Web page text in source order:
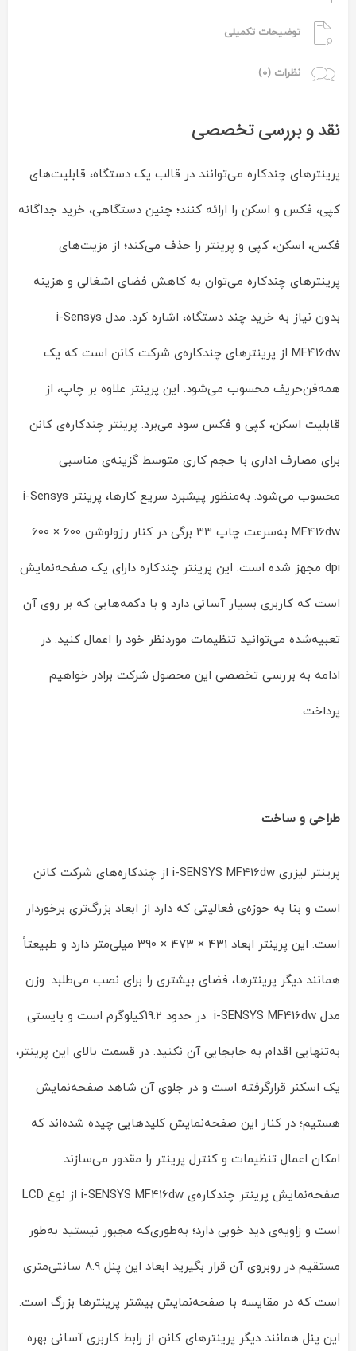
توضیحات تکمیلی
نظرات (0)
نقد و بررسی تخصصی
پرینترهای چندکاره می‌توانند در قالب یک دستگاه، قابلیت‌های
کپی، فکس و اسکن را ارائه کنند؛ چنین دستگاهی، خرید جداگانه
فکس، اسکن، کپی و پرینتر را حذف می‌کند؛ از مزیت‌های
پرینترهای چندکاره می‌توان به کاهش فضای اشغالی و هزینه
بدون نیاز به خرید چند دستگاه، اشاره کرد. مدل i-Sensys
MF416dw از پرینترهای چندکاره‌ی شرکت کانن است که یک
همه‌فن‌حریف محسوب می‌شود. این پرینتر علاوه بر چاپ، از
قابلیت اسکن، کپی و فکس سود می‌برد. پرینتر چندکاره‌ی کانن
برای مصارف اداری با حجم کاری متوسط گزینه‌ی مناسبی
محسوب می‌شود. به‌منظور پیشبرد سریع کارها، پرینتر i-Sensys
MF416dw به‌سرعت چاپ 33 برگی در کنار رزولوشن 600 × 600
dpi مجهز شده است. این پرینتر چندکاره دارای یک صفحه‌نمایش
است که کاربری بسیار آسانی دارد و با دکمه‌هایی که بر روی آن
تعبیه‌شده می‌توانید تنظیمات موردنظر خود را اعمال کنید. در
ادامه‌ به بررسی تخصصی این محصول شرکت برادر خواهیم
پرداخت.
طراحی و ساخت
پرینتر لیزری i-SENSYS MF416dw از چندکاره‌های شرکت کانن
است و بنا به حوزه‌ی فعالیتی که دارد از ابعاد بزرگ‌تری برخوردار
است. این پرینتر ابعاد 431 × 473 × 390 میلی‌متر دارد و طبیعتاً
همانند دیگر پرینترها، فضای بیشتری را برای نصب می‌طلبد. وزن
مدل i-SENSYS MF416dw در حدود 19.2کیلوگرم است و بایستی
به‌تنهایی اقدام به جابجایی آن نکنید. در قسمت بالای این پرینتر،
یک اسکنر قرارگرفته است و در جلوی آن شاهد صفحه‌نمایش
هستیم؛ در کنار این صفحه‌نمایش کلیدهایی چیده شده‌اند که
امکان اعمال تنظیمات و کنترل پرینتر را مقدور می‌سازند.
صفحه‌نمایش پرینتر چندکاره‌ی i-SENSYS MF416dw از نوع LCD
است و زاویه‌ی دید خوبی دارد؛ به‌طوری‌که مجبور نیستید به‌طور
مستقیم در روبروی آن قرار بگیرید ابعاد این پنل 8.9 سانتی‌متری
است که در مقایسه با صفحه‌نمایش بیشتر پرینترها بزرگ است.
این پنل همانند دیگر پرینترهای کانن از رابط کاربری آسانی بهره